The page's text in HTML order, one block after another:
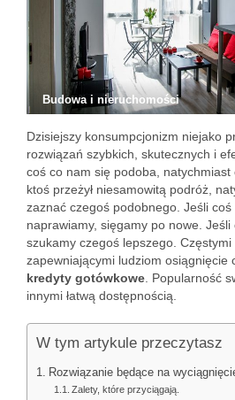
Budowa i nieruchomości
Dzisiejszy konsumpcjonizm niejako
rozwiązań szybkich, skutecznych i
coś co nam się podoba,
ktoś przeżył niesamowitą podróż,
zaznać czegoś podobnego. Jeśli
naprawiamy, sięgamy po nowe. Jeśli
szukamy czegoś lepszego. Częstymi
zapewniającymi ludziom osiągnięcie
kredyty gotówkowe . Popularność
innymi łatwą dostępnością.
W tym artykule przeczytasz
Rozwiązanie będące na
Zalety, które przyciągają.